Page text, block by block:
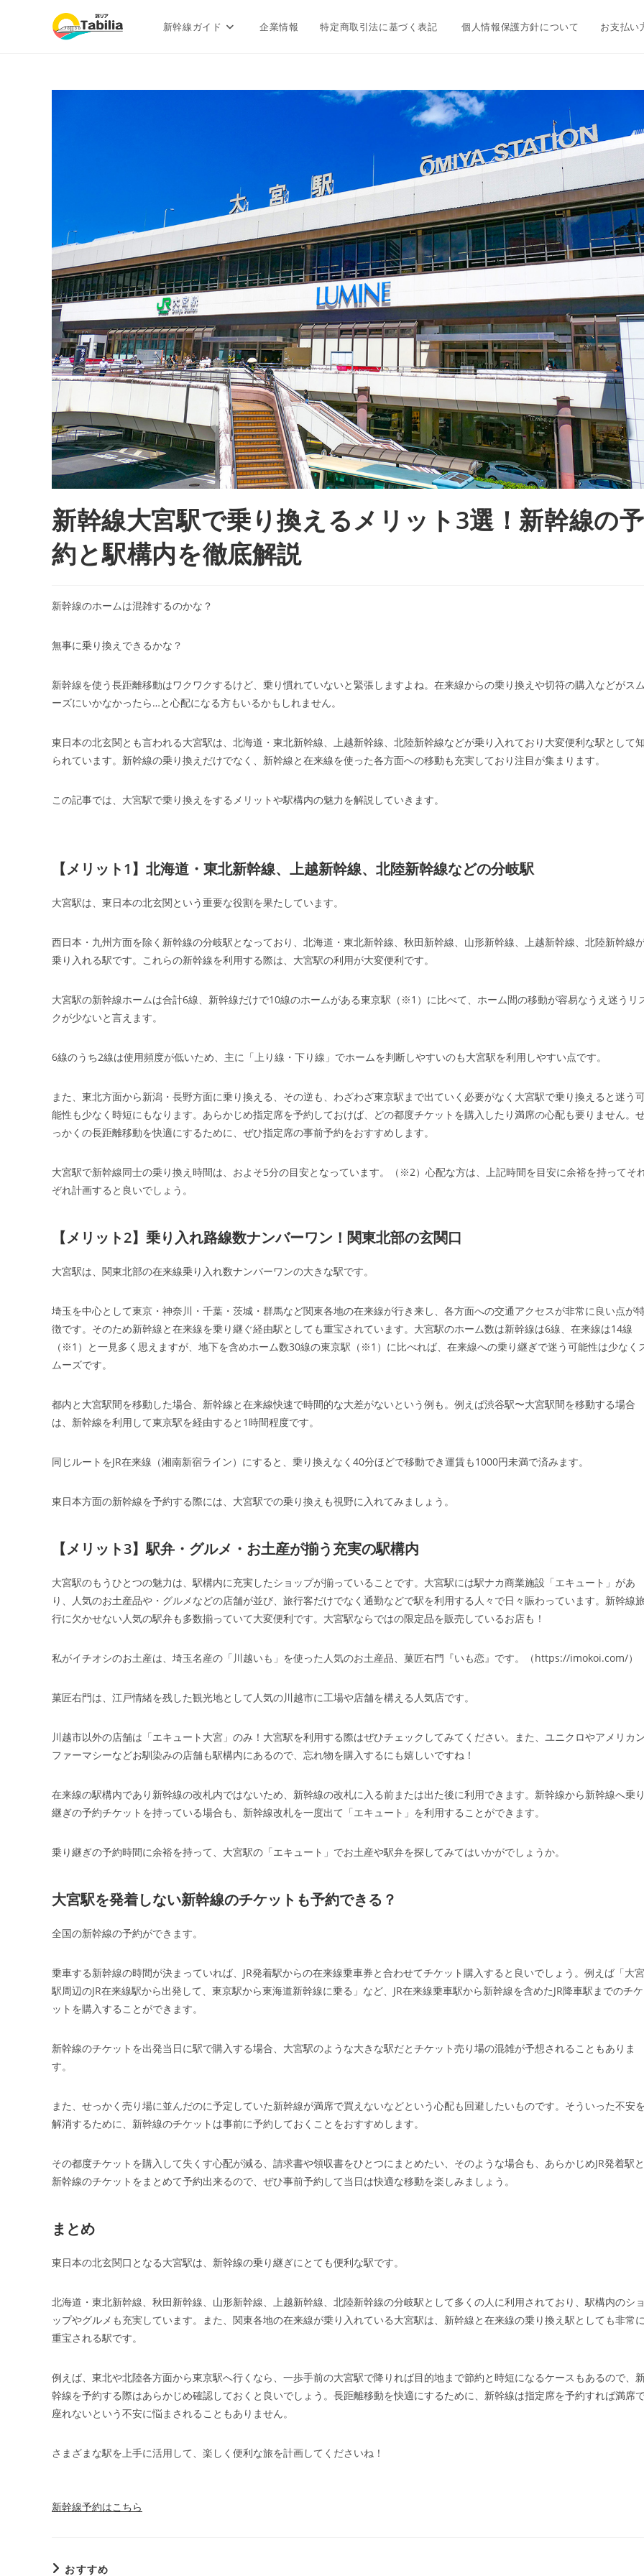
新幹線ガイド 企業情報 特定商取引法に基づく表記 個人情報保護方針について お支払い
新幹線大宮駅で乗り換えるメリット3選！新幹線の予
約と駅構内を徹底解説
新幹線のホームは混雑するのかな？
無事に乗り換えできるかな？
新幹線を使う長距離移動はワクワクするけど、乗り慣れていないと緊張しますよね。在来線からの乗り換えや切符の購入などがスム
ーズにいかなかったら…と心配になる方もいるかもしれません。
東日本の北玄関とも言われる大宮駅は、北海道・東北新幹線、上越新幹線、北陸新幹線などが乗り入れており大変便利な駅として知
られています。新幹線の乗り換えだけでなく、新幹線と在来線を使った各方面への移動も充実しており注目が集まります。
この記事では、大宮駅で乗り換えをするメリットや駅構内の魅力を解説していきます。
【メリット1】北海道・東北新幹線、上越新幹線、北陸新幹線などの分岐駅
大宮駅は、東日本の北玄関という重要な役割を果たしています。
西日本・九州方面を除く新幹線の分岐駅となっており、北海道・東北新幹線、秋田新幹線、山形新幹線、上越新幹線、北陸新幹線
乗り入れる駅です。これらの新幹線を利用する際は、大宮駅の利用が大変便利です。
大宮駅の新幹線ホームは合計6線、新幹線だけで10線のホームがある東京駅（※1）に比べて、ホーム間の移動が容易なうえ迷うリ
クが少ないと言えます。
6線のうち2線は使用頻度が低いため、主に「上り線・下り線」でホームを判断しやすいのも大宮駅を利用しやすい点です。
また、東北方面から新潟・長野方面に乗り換える、その逆も、わざわざ東京駅まで出ていく必要がなく大宮駅で乗り換えると迷う
能性も少なく時短にもなります。あらかじめ指定席を予約しておけば、どの都度チケットを購入したり満席の心配も要りません。
っかくの長距離移動を快適にするために、ぜひ指定席の事前予約をおすすめします。
大宮駅で新幹線同士の乗り換え時間は、およそ5分の目安となっています。（※2）心配な方は、上記時間を目安に余裕を持ってそ
ぞれ計画すると良いでしょう。
【メリット2】乗り入れ路線数ナンバーワン！関東北部の玄関口
大宮駅は、関東北部の在来線乗り入れ数ナンバーワンの大きな駅です。
埼玉を中心として東京・神奈川・千葉・茨城・群馬など関東各地の在来線が行き来し、各方面への交通アクセスが非常に良い点が
徴です。そのため新幹線と在来線を乗り継ぐ経由駅としても重宝されています。大宮駅のホーム数は新幹線は6線、在来線は14線
（※1）と一見多く思えますが、地下を含めホーム数30線の東京駅（※1）に比べれば、在来線への乗り継ぎで迷う可能性は少なく
ムーズです。
都内と大宮駅間を移動した場合、新幹線と在来線快速で時間的な大差がないという例も。例えば渋谷駅〜大宮駅間を移動する場合
は、新幹線を利用して東京駅を経由すると1時間程度です。
同じルートをJR在来線（湘南新宿ライン）にすると、乗り換えなく40分ほどで移動でき運賃も1000円未満で済みます。
東日本方面の新幹線を予約する際には、大宮駅での乗り換えも視野に入れてみましょう。
【メリット3】駅弁・グルメ・お土産が揃う充実の駅構内
大宮駅のもうひとつの魅力は、駅構内に充実したショップが揃っていることです。大宮駅には駅ナカ商業施設「エキュート」があ
り、人気のお土産品や・グルメなどの店舗が並び、旅行客だけでなく通勤などで駅を利用する人々で日々賑わっています。新幹線旅
行に欠かせない人気の駅弁も多数揃っていて大変便利です。大宮駅ならではの限定品を販売しているお店も！
私がイチオシのお土産は、埼玉名産の「川越いも」を使った人気のお土産品、菓匠右門『いも恋』です。（https://imokoi.com/）
菓匠右門は、江戸情緒を残した観光地として人気の川越市に工場や店舗を構える人気店です。
川越市以外の店舗は「エキュート大宮」のみ！大宮駅を利用する際はぜひチェックしてみてください。また、ユニクロやアメリカン
ファーマシーなどお馴染みの店舗も駅構内にあるので、忘れ物を購入するにも嬉しいですね！
在来線の駅構内であり新幹線の改札内ではないため、新幹線の改札に入る前または出た後に利用できます。新幹線から新幹線へ乗り
継ぎの予約チケットを持っている場合も、新幹線改札を一度出て「エキュート」を利用することができます。
乗り継ぎの予約時間に余裕を持って、大宮駅の「エキュート」でお土産や駅弁を探してみてはいかがでしょうか。
大宮駅を発着しない新幹線のチケットも予約できる？
全国の新幹線の予約ができます。
乗車する新幹線の時間が決まっていれば、JR発着駅からの在来線乗車券と合わせてチケット購入すると良いでしょう。例えば「大宮
駅周辺のJR在来線駅から出発して、東京駅から東海道新幹線に乗る」など、JR在来線乗車駅から新幹線を含めたJR降車駅までのチケ
ットを購入することができます。
新幹線のチケットを出発当日に駅で購入する場合、大宮駅のような大きな駅だとチケット売り場の混雑が予想されることもありま
す。
また、せっかく売り場に並んだのに予定していた新幹線が満席で買えないなどという心配も回避したいものです。そういった不安を
解消するために、新幹線のチケットは事前に予約しておくことをおすすめします。
その都度チケットを購入して失くす心配が減る、請求書や領収書をひとつにまとめたい、そのような場合も、あらかじめJR発着駅と
新幹線のチケットをまとめて予約出来るので、ぜひ事前予約して当日は快適な移動を楽しみましょう。
まとめ
東日本の北玄関口となる大宮駅は、新幹線の乗り継ぎにとても便利な駅です。
北海道・東北新幹線、秋田新幹線、山形新幹線、上越新幹線、北陸新幹線の分岐駅として多くの人に利用されており、駅構内のショ
ップやグルメも充実しています。また、関東各地の在来線が乗り入れている大宮駅は、新幹線と在来線の乗り換え駅としても非常に
重宝される駅です。
例えば、東北や北陸各方面から東京駅へ行くなら、一歩手前の大宮駅で降りれば目的地まで節約と時短になるケースもあるので、
幹線を予約する際はあらかじめ確認しておくと良いでしょう。長距離移動を快適にするために、新幹線は指定席を予約すれば満席
座れないという不安に悩まされることもありません。
さまざまな駅を上手に活用して、楽しく便利な旅を計画してくださいね！
新幹線予約はこちら
おすすめ